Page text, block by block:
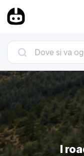
I